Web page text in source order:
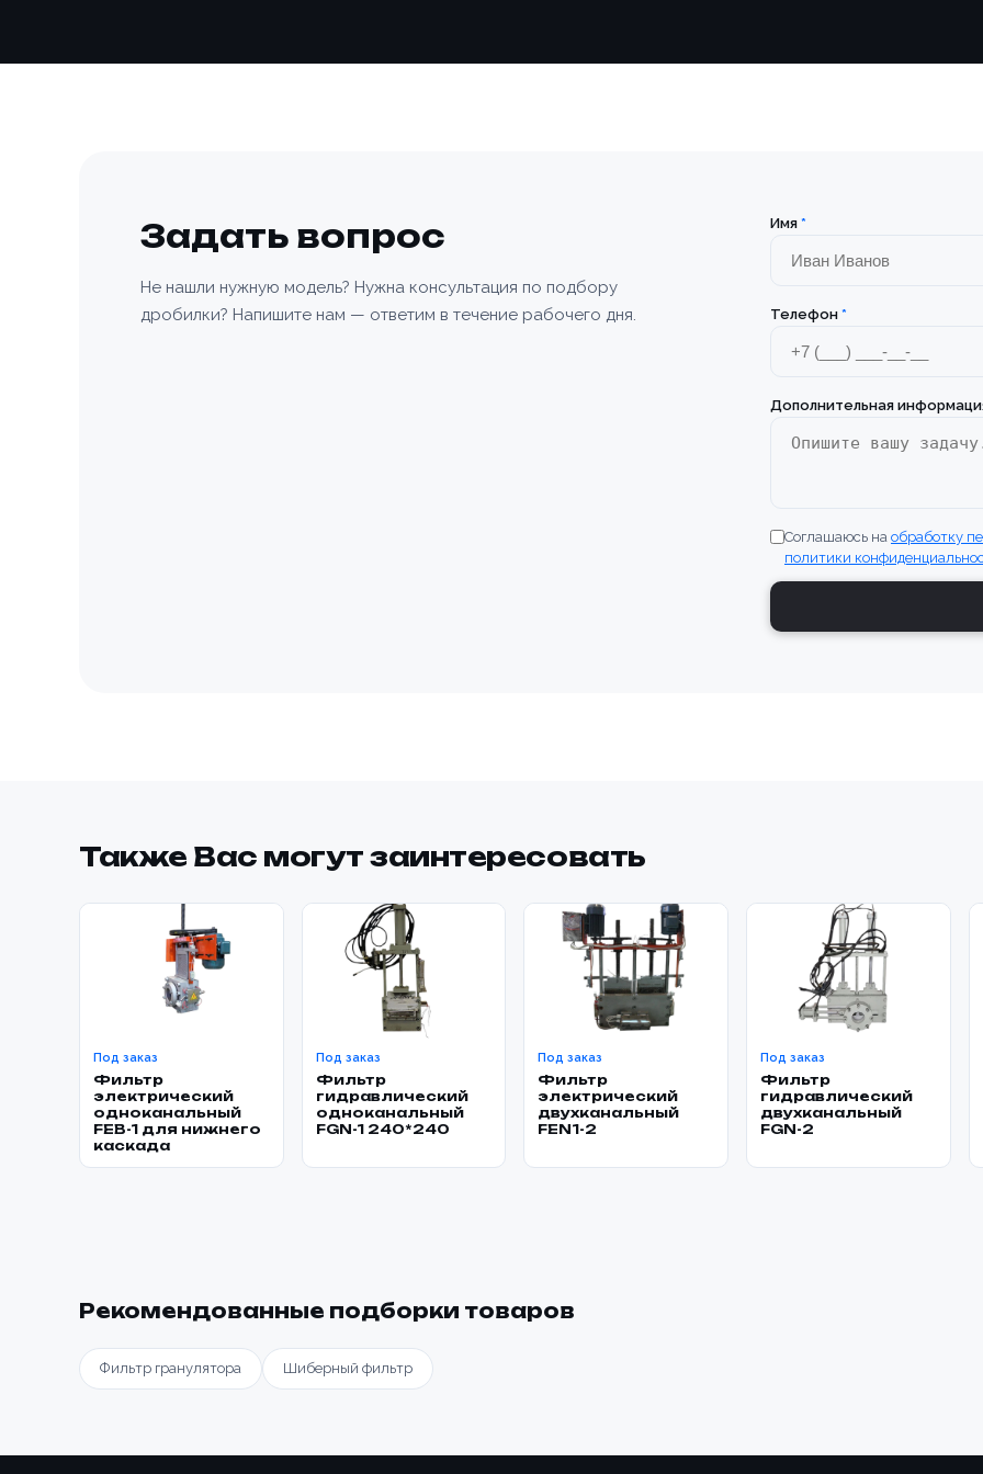
Задать вопрос
Не нашли нужную модель? Нужна консультация по подбору
дробилки? Напишите нам — ответим в течение рабочего дня.
Имя *
Телефон *
Дополнительная
Соглашаюсь на обработку
политики
Также Вас могут заинтересовать
Под заказ
Фильтр
электрический
одноканальный
FEB-1 для нижнего
каскада
Под заказ
Фильтр
гидравлический
одноканальный
FGN-1 240*240
Под заказ
Фильтр
электрический
двухканальный
FEN1-2
Под заказ
Фильтр
гидравлический
двухканальный
FGN-2
Рекомендованные подборки товаров
Фильтр гранулятора Шиберный фильтр